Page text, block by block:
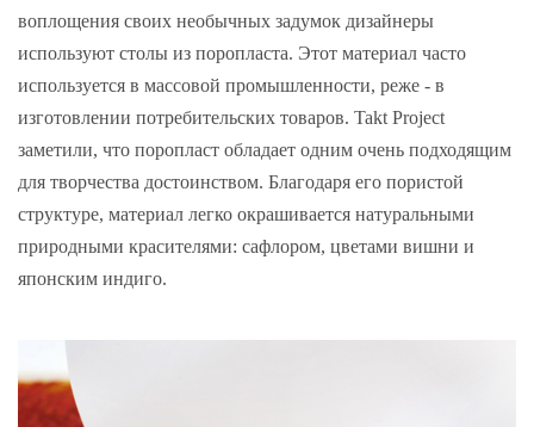
воплощения своих необычных задумок дизайнеры
используют столы из поропласта. Этот материал часто
используется в массовой промышленности, реже - в
изготовлении потребительских товаров. Takt Project
заметили, что поропласт обладает одним очень подходящим
для творчества достоинством. Благодаря его пористой
структуре, материал легко окрашивается натуральными
природными красителями: сафлором, цветами вишни и
японским индиго.